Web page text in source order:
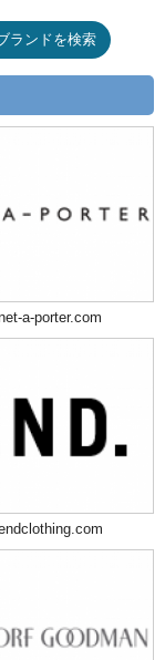
ランドを検索
a-porter.com